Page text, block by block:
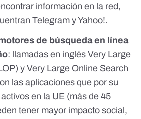
información en la red,
Telegram y Yahoo!.
de búsqueda en línea
: llamadas en inglés Very Large
y Very Large Online Search
las aplicaciones que por su
en la UE (más de 45
tener mayor impacto social,